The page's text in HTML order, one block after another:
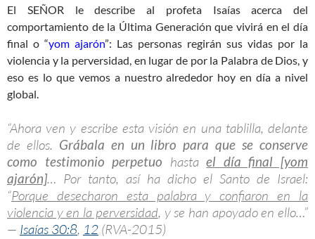
El SEÑOR le describe al profeta Isaías acerca del
comportamiento de la Última Generación que vivirá en el día
final o “yom ajarón”: Las personas regirán sus vidas por la
violencia y la perversidad, en lugar de por la Palabra de Dios, y
eso es lo que vemos a nuestro alrededor hoy en día a nivel
global.
“Ahora ven y escribe esta visión en una tablilla, delante
de ellos. Grábala en un libro para que se conserve
como testimonio perpetuo hastael día final [yom
ajarón]… Por tanto, así ha dicho el Santo de Israel:
“Porque desecharon esta palabra y confiaron en la
violencia y en la perversidad, y se han apoyado en ello…”
— Isaías 30:8, 12 (RVA-2015)